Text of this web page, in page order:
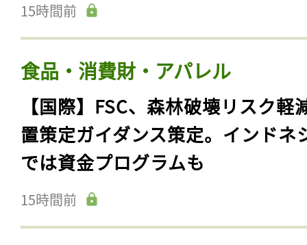
15時間前
食品・消費財・アパレル
【国際】FSC、森林破壊リスク軽
置策定ガイダンス策定。インドネ
では資金プログラムも
15時間前